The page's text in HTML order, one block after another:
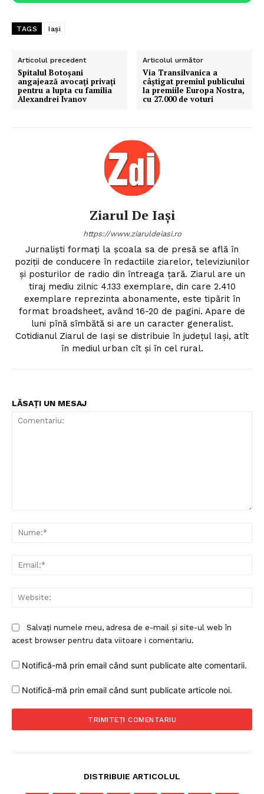
TAGS Iași
Articolul precedent
Spitalul Botoșani
angajează avocați privați
pentru a lupta cu familia
Alexandrei Ivanov
Articolul următor
Via Transilvanica a
câștigat premiul publicului
la premiile Europa Nostra,
cu 27.000 de voturi
Ziarul De Iași
https://www.ziaruldeiasi.ro
Jurnalişti formaţi la şcoala sa de presă se află în
poziţii de conducere în redactiile ziarelor, televiziunilor
şi posturilor de radio din întreaga ţară. Ziarul are un
tiraj mediu zilnic 4.133 exemplare, din care 2.410
exemplare reprezinta abonamente, este tipărit în
format broadsheet, având 16-20 de pagini. Apare de
luni pînă sîmbătă si are un caracter generalist.
Cotidianul Ziarul de Iaşi se distribuie în judeţul Iaşi, atît
în mediul urban cît şi în cel rural.
LĂSAȚI UN MESAJ
Salvați numele meu, adresa de e-mail și site-ul web în
acest browser pentru data viitoare i comentariu.
Notifică-mă prin email când sunt publicate alte comentarii.
Notifică-mă prin email când sunt publicate articole noi.
DISTRIBUIE ARTICOLUL